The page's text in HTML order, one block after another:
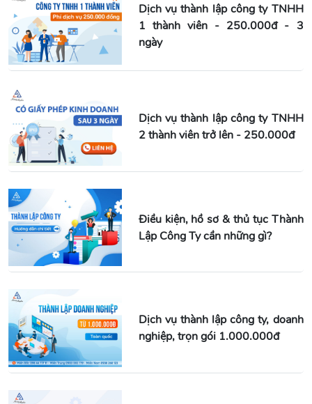
Dịch vụ thành lập công ty TNHH
1 thành viên - 250.000đ - 3
ngày
Dịch vụ thành lập công ty TNHH
2 thành viên trở lên - 250.000đ
Điều kiện, hồ sơ & thủ tục Thành
Lập Công Ty cần những gì?
Dịch vụ thành lập công ty, doanh
nghiệp, trọn gói 1.000.000đ